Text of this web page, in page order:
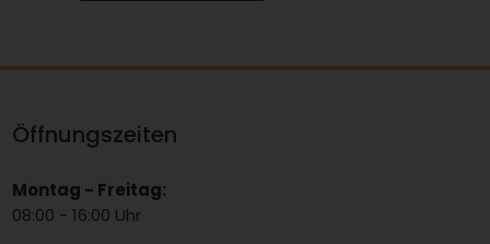
Öffnungszeiten
Montag - Freitag:
08:00 - 16:00 Uhr